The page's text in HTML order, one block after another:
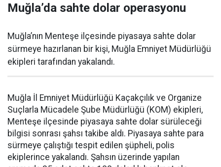
Muğla’da sahte dolar operasyonu
Muğla’nın Menteşe ilçesinde piyasaya sahte dolar
sürmeye hazırlanan bir kişi, Muğla Emniyet Müdürlüğü
ekipleri tarafından yakalandı.
Muğla İl Emniyet Müdürlüğü Kaçakçılık ve Organize
Suçlarla Mücadele Şube Müdürlüğü (KOM) ekipleri,
Menteşe ilçesinde piyasaya sahte dolar sürüleceği
bilgisi sonrası şahsı takibe aldı. Piyasaya sahte para
sürmeye çalıştığı tespit edilen şüpheli, polis
ekiplerince yakalandı. Şahsın üzerinde yapılan